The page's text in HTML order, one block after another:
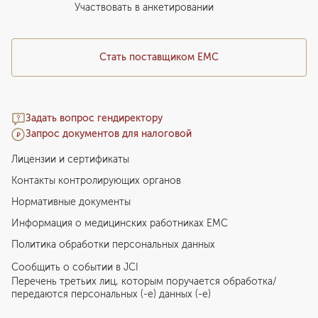
Медицинский туризм
Стать поставщиком ЕМС
Задать вопрос гендиректору
Запрос документов для налоговой
Участвовать в анкетировании
Лицензии и сертификаты
Контакты контролирующих органов
Нормативные документы
Информация о медицинских работниках EMC
Политика обработки персональных данных
Сообщить о событии в JCI
Перечень третьих лиц, которым поручается обработка/
передаются персональных (-е) данных (-е)